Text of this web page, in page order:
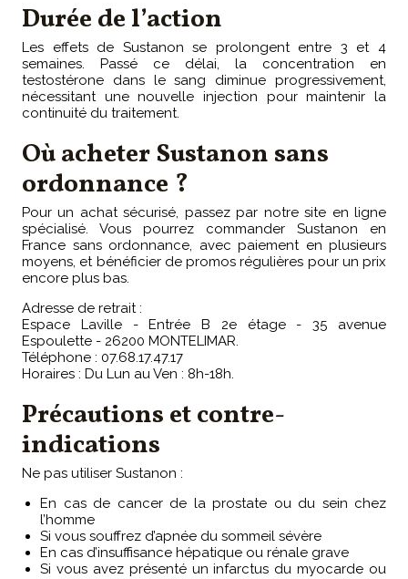
Durée de l’action
Les effets de Sustanon se prolongent entre 3 et 4
semaines. Passé ce délai, la concentration en
testostérone dans le sang diminue progressivement,
nécessitant une nouvelle injection pour maintenir la
continuité du traitement.
Où acheter Sustanon sans
ordonnance ?
Pour un achat sécurisé, passez par notre site en ligne
spécialisé. Vous pourrez commander Sustanon en
France sans ordonnance, avec paiement en plusieurs
moyens, et bénéficier de promos régulières pour un prix
encore plus bas.
Adresse de retrait :
Espace Laville - Entrée B 2e étage - 35 avenue
Espoulette - 26200 MONTELIMAR.
Téléphone : 07.68.17.47.17
Horaires : Du Lun au Ven : 8h-18h.
Précautions et contre-
indications
Ne pas utiliser Sustanon :
En cas de cancer de la prostate ou du sein chez
l’homme
Si vous souffrez d’apnée du sommeil sévère
En cas d’insuffisance hépatique ou rénale grave
Si vous avez présenté un infarctus du myocarde ou